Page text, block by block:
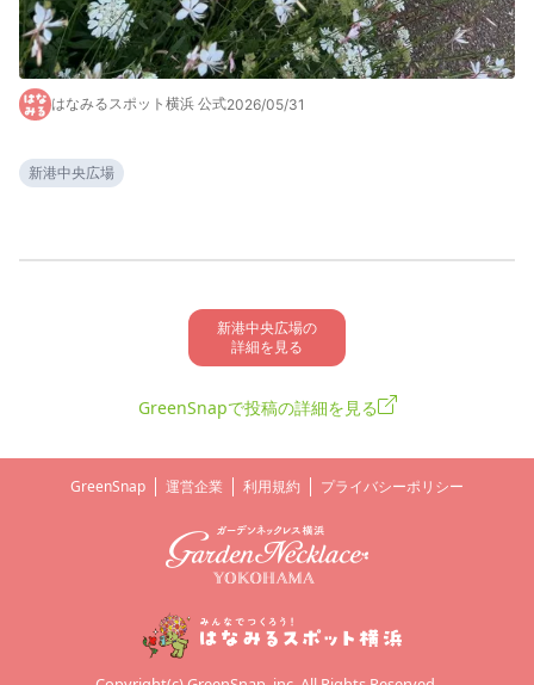
はなみるスポット横浜 公式2026/05/31
新港中央広場
新港中央広場の
詳細を見る
GreenSnapで投稿の詳細を見る
GreenSnap 運営企業 利用規約 プライバシーポリシー